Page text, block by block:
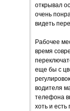
открывал
очень
видеть
Рабочее
время
еще бы с
водителя
телефона
хоть и есть